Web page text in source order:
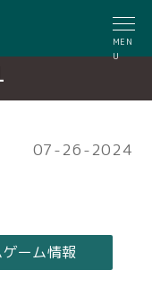
MEN
U
07-26-2024
ーム情報